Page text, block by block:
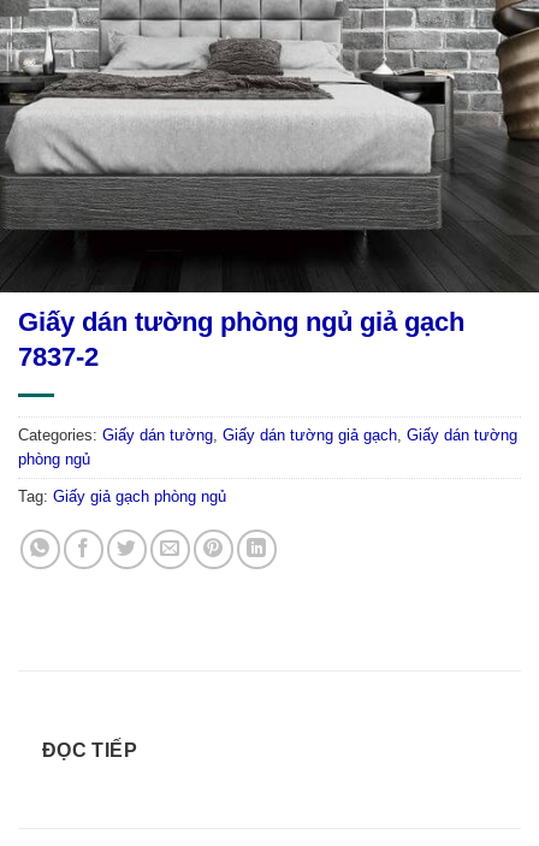
Giấy dán tường phòng ngủ giả gạch
7837-2
Categories: Giấy dán tường Giấy dán tường giả gạch Giấy dán tường
phòng ngủ
Tag: Giấy giả gạch phòng ngủ
ĐỌC TIẾP